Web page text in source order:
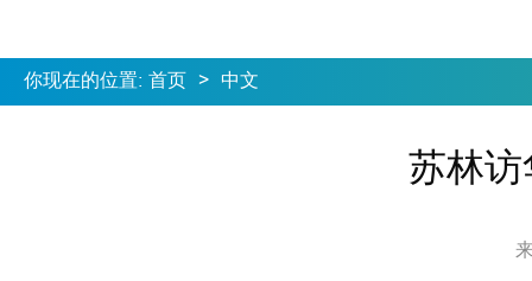
你现在的位置: 首页 > 中文
苏林